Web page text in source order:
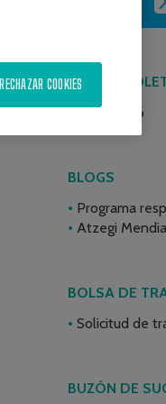
ÚLTIMO
Junio 2026
BLOGS
Programa
Atzegi
BOLSA DE
Solicitud de
BUZÓN DE
RECHAZAR COOKIES